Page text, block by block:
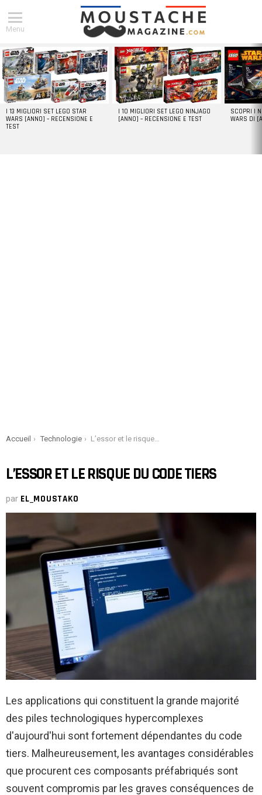
Menu
DERNIERS
ARTICLES
I 13 MIGLIORI SET LEGO STAR
WARS [ANNO] – RECENSIONE E
TEST
I 10 MIGLIORI SET LEGO NINJAGO
[ANNO] – RECENSIONE E TEST
SCOPRI I
WARS DI
You are here:
Accueil Technologie L’essor et le risque du code tiers
L’ESSOR ET LE RISQUE DU CODE TIERS
par EL_MOUSTAKO
Les applications qui constituent la grande majorité
des piles technologiques hypercomplexes
d'aujourd'hui sont fortement dépendantes du code
tiers. Malheureusement, les avantages considérables
que procurent ces composants préfabriqués sont
souvent compromis par les graves conséquences de